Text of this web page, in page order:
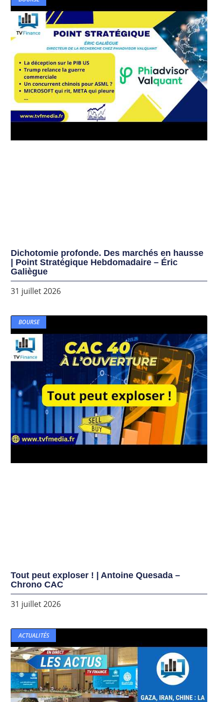
Dichotomie profonde. Des marchés en hausse
| Point Stratégique Hebdomadaire – Éric
Galiègue
31 juillet 2026
BOURSE
Tout peut exploser ! | Antoine Quesada –
Chrono CAC
31 juillet 2026
ACTUALITÉS